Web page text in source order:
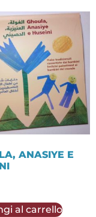
ANASIYE E
al carrello